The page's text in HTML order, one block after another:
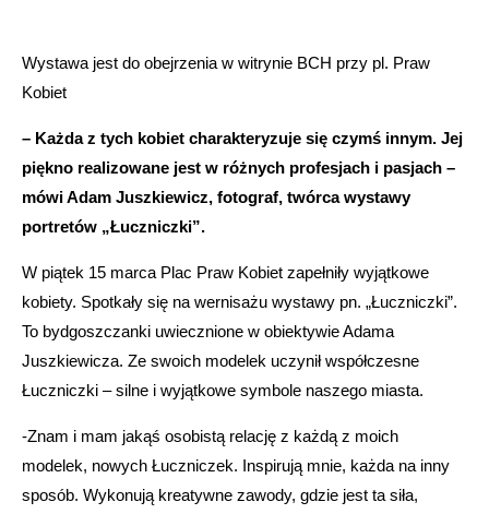
Wystawa jest do obejrzenia w witrynie BCH przy pl. Praw
Kobiet
– Każda z tych kobiet charakteryzuje się czymś innym. Jej
piękno realizowane jest w różnych profesjach i pasjach –
mówi Adam Juszkiewicz, fotograf, twórca wystawy
portretów „Łuczniczki”.
W piątek 15 marca Plac Praw Kobiet zapełniły wyjątkowe
kobiety. Spotkały się na wernisażu wystawy pn. „Łuczniczki”.
To bydgoszczanki uwiecznione w obiektywie Adama
Juszkiewicza. Ze swoich modelek uczynił współczesne
Łuczniczki – silne i wyjątkowe symbole naszego miasta.
-Znam i mam jakąś osobistą relację z każdą z moich
modelek, nowych Łuczniczek. Inspirują mnie, każda na inny
sposób. Wykonują kreatywne zawody, gdzie jest ta siła,